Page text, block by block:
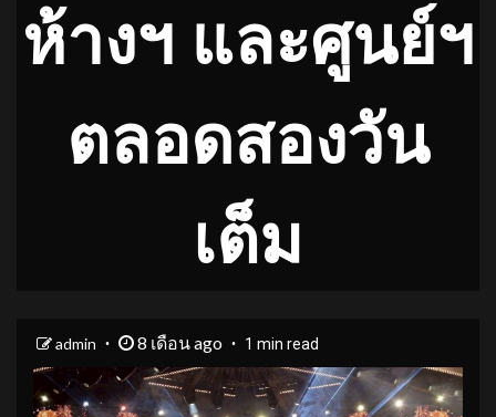
ห้างฯ และศูนย์ฯ
ตลอดสองวัน
เต็ม
admin 8 เดือน ago 1 min read